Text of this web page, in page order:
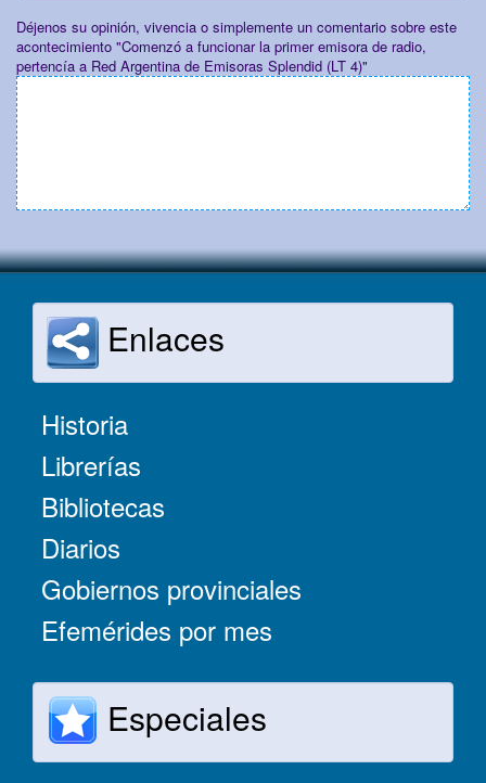
Déjenos su opinión, vivencia o simplemente un comentario sobre este
acontecimiento "Comenzó a funcionar la primer emisora de radio,
pertencía a Red Argentina de Emisoras Splendid (LT 4)"
Enlaces
Historia
Librerías
Bibliotecas
Diarios
Gobiernos provinciales
Efemérides por mes
Especiales